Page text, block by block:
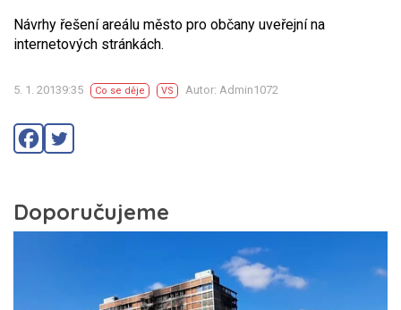
Návrhy řešení areálu město pro občany uveřejní na
internetových stránkách.
5. 1. 20139:35 Co se děje VS Autor: Admin1072